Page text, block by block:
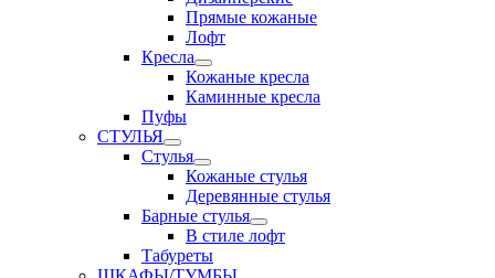
Прямые кожаные
Лофт
Кресла
Кожаные кресла
Каминные кресла
Пуфы
СТУЛЬЯ
Стулья
Кожаные стулья
Деревянные стулья
Барные стулья
В стиле лофт
Табуреты